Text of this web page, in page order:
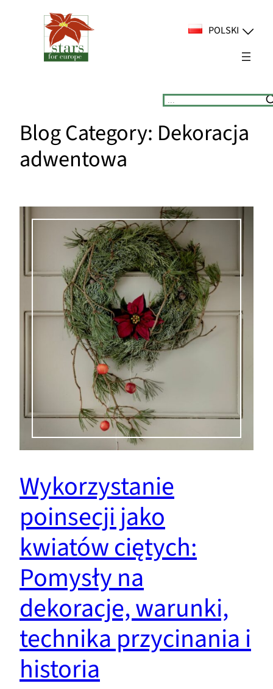
POLSKI
Suchen
Blog Category: Dekoracja
adwentowa
Wykorzystanie
poinsecji jako
kwiatów ciętych:
Pomysły na
dekoracje, warunki,
technika przycinania i
historia